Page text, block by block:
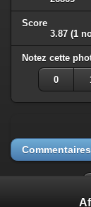
Score
3.87 (1
Notez cette
0